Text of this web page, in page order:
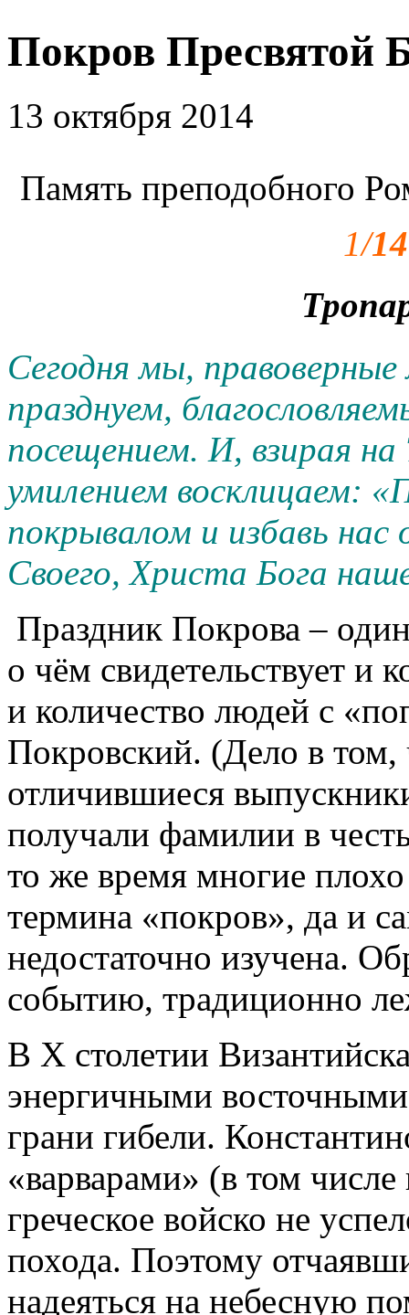
Покров Пресвятой
13 октября 2014
Память преподобного
1/
Сегодня мы,
празднуем,
посещением. И, взирая
умилением восклицаем:
покрывалом и избавь нас
Своего, Христа Бога
Праздник Покрова –
о чём свидетельствует и
и количество людей с
Покровский. (Дело в
отличившиеся
получали фамилии в
то же время многие
термина «покров», да и
недостаточно изучена.
событию, традиционно
В X столетии
энергичными восточными
грани гибели.
«варварами» (в том
греческое войско не
похода. Поэтому
надеяться на небесную